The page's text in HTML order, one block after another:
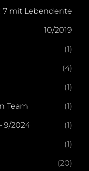
7 mit Lebendente
10/2019
(1)
(4)
(1)
Team (1)
9/2024 (1)
(1)
(20)